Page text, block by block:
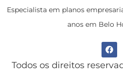
Especialista em planos
anos em Belo
Todos os direitos